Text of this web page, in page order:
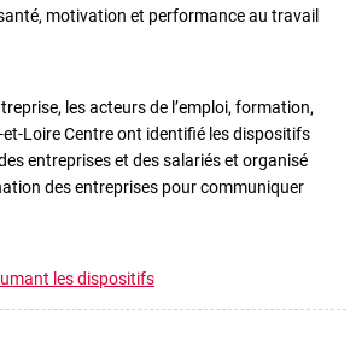
motivation et performance au travail
les acteurs de l’emploi, formation,
Loire Centre ont identifié les dispositifs
entreprises et des salariés et organisé
des entreprises pour communiquer
les dispositifs